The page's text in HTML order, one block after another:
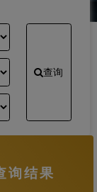
查询
询结果